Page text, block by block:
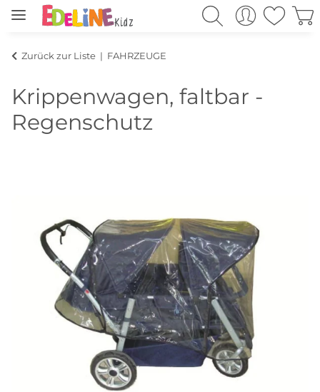
Zurück zur Liste FAHRZEUGE
Krippenwagen, faltbar -
Regenschutz